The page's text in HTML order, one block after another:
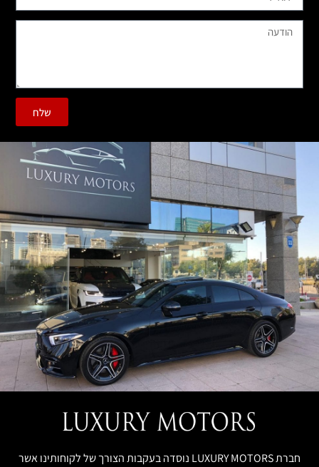
שלח
חברת LUXURY MOTORS נוסדה בעקבות הצורך של לקוחותינו אשר